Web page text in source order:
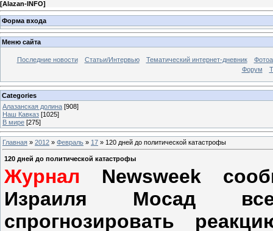
[Alazan-INFO]
Форма входа
Меню сайта
Последние новости Статьи/Интервью Тематический интернет-дневник
Форум
Categories
Алазанская долина [908]
Наш Кавказ [1025]
В мире [275]
Главная » 2012 » Февраль » 17 » 120 дней до политической катастрофы
120 дней до политической катастрофы
Журнал Newsweek
Израиля Мосад
спрогнозировать